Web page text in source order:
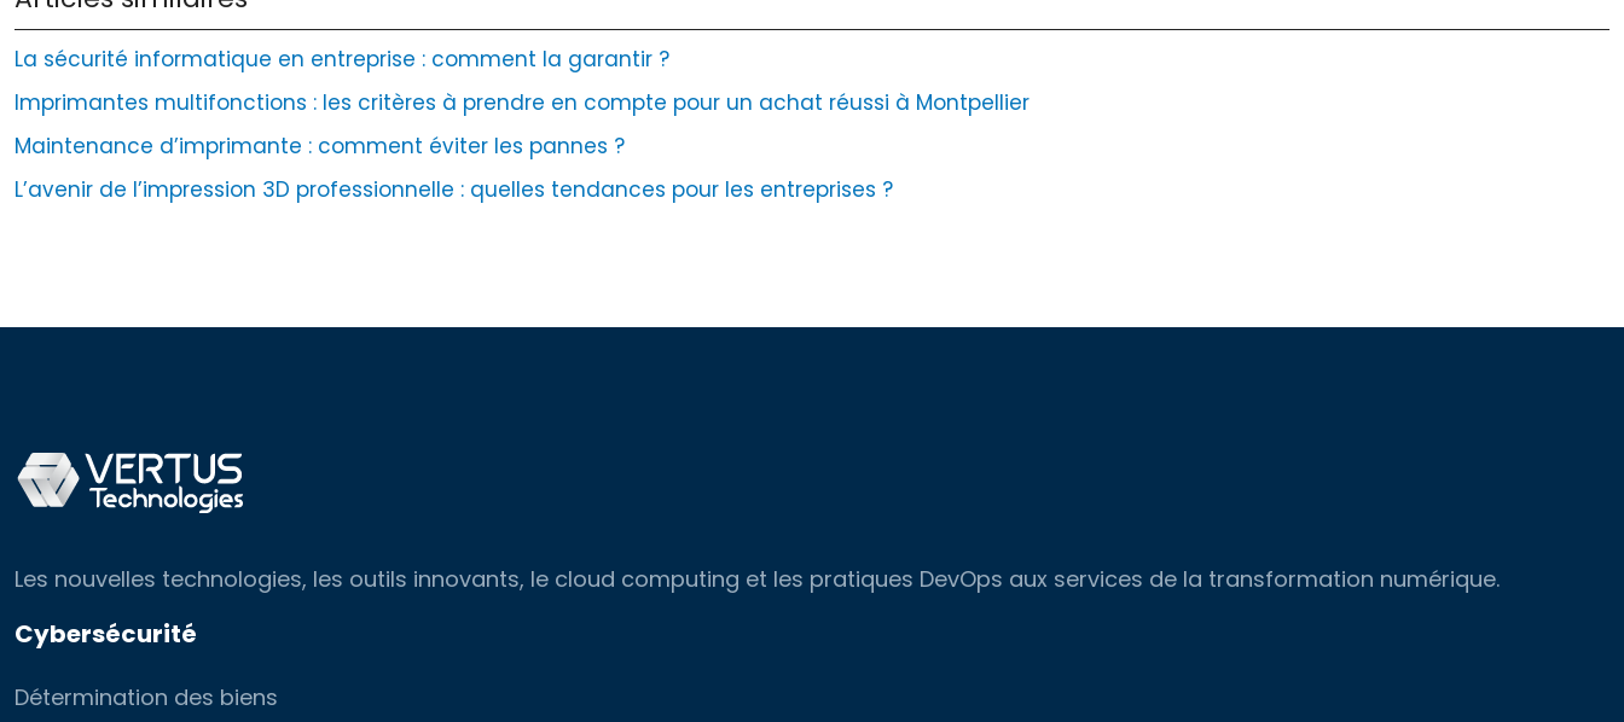
La sécurité informatique en entreprise : comment la garantir ?
Imprimantes multifonctions : les critères à prendre en compte pour un achat réussi à Montpellier
Maintenance d’imprimante : comment éviter les pannes ?
L’avenir de l’impression 3D professionnelle : quelles tendances pour les entreprises ?
Les nouvelles technologies, les outils innovants, le cloud computing et les pratiques DevOps aux services de la transformation numérique.
Cybersécurité
Détermination des biens